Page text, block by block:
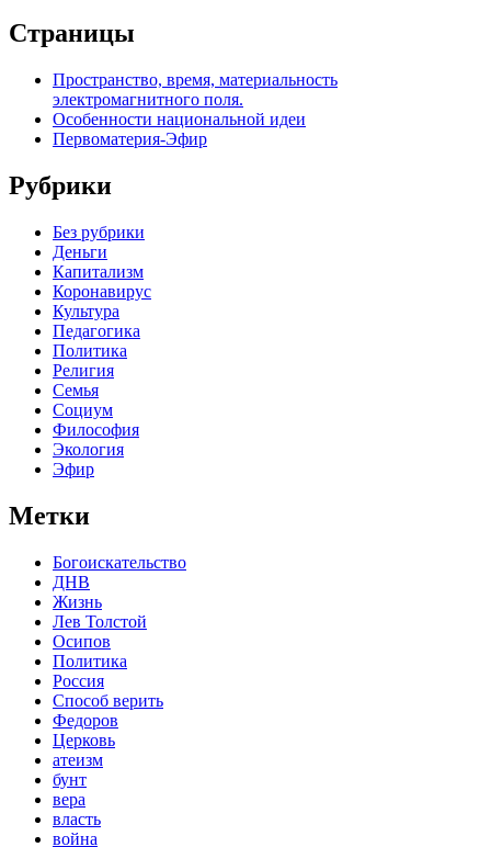
Страницы
Пространство, время, материальность
электромагнитного поля.
Особенности национальной идеи
Первоматерия-Эфир
Рубрики
Без рубрики
Деньги
Капитализм
Коронавирус
Культура
Педагогика
Политика
Религия
Семья
Социум
Философия
Экология
Эфир
Метки
Богоискательство
ДНВ
Жизнь
Лев Толстой
Осипов
Политика
Россия
Способ верить
Федоров
Церковь
атеизм
бунт
вера
власть
война